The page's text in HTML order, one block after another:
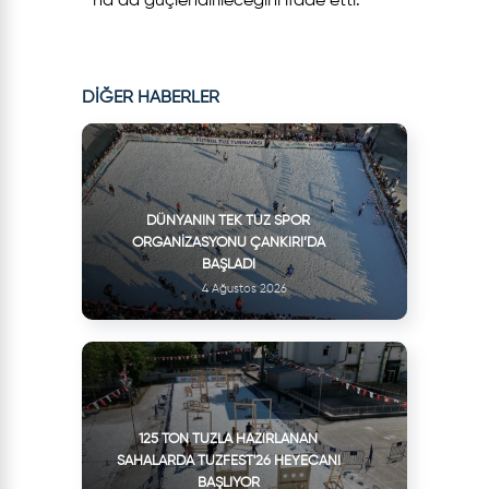
DİĞER HABERLER
DÜNYANIN TEK TUZ SPOR
ORGANIZASYONU ÇANKIRI’DA
BAŞLADI
4 Ağustos 2026
125 TON TUZLA HAZIRLANAN
SAHALARDA TUZFEST'26 HEYECANI
BAŞLIYOR